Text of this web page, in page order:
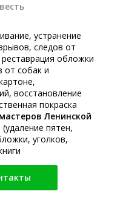
устранение
следов от
обложки
от собак и
восстановление
покраска
Ленинской
пятен,
уголков,